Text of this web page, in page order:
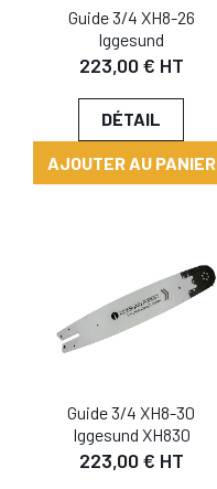
Guide 3/4 XH8-26
Iggesund
223,00 € HT
DÉTAIL
AJOUTER AU PANIER
Guide 3/4 XH8-30
Iggesund XH830
223,00 € HT